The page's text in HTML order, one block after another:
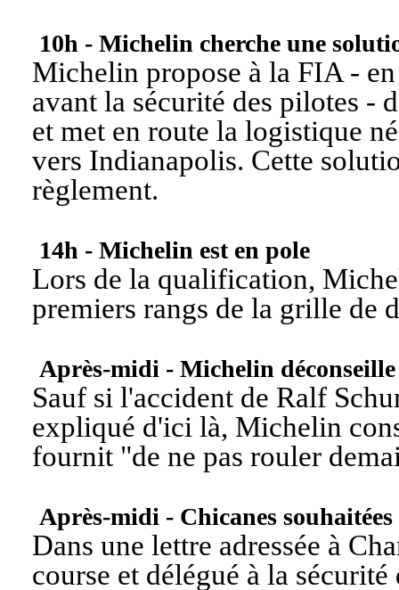
10h - Michelin cherche une
Michelin propose à la FIA -
avant la sécurité des pilotes -
et met en route la logistique
vers Indianapolis. Cette
règlement.
14h - Michelin est en pole
Lors de la qualification,
premiers rangs de la grille de
Après-midi - Michelin
Sauf si l'accident de Ralf
expliqué d'ici là, Michelin
fournit "de ne pas rouler
Après-midi - Chicanes souhaitées
Dans une lettre adressée à
course et délégué à la